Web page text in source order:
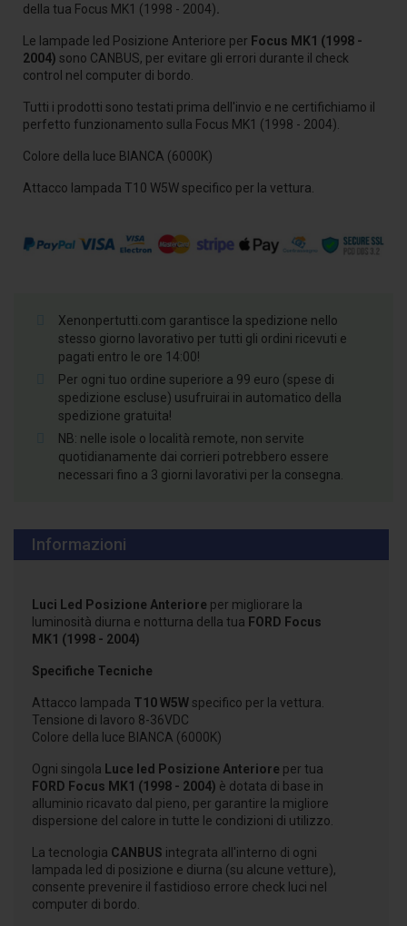
della tua Focus MK1 (1998 - 2004)
Le lampade led Posizione Anteriore per Focus MK1 (1998 -
2004) sono CANBUS, per evitare gli errori durante il check
control nel computer di bordo.
Tutti i prodotti sono testati prima dell'invio e ne certifichiamo il
perfetto funzionamento sulla Focus MK1 (1998 - 2004).
Colore della luce BIANCA (6000K)
Attacco lampada T10 W5W specifico per la vettura.
Xenonpertutti.com garantisce la spedizione nello
stesso giorno lavorativo per tutti gli ordini ricevuti e
pagati entro le ore 14:00!
Per ogni tuo ordine superiore a 99 euro (spese di
spedizione escluse) usufruirai in automatico della
spedizione gratuita!
NB: nelle isole o località remote, non servite
quotidianamente dai corrieri potrebbero essere
necessari fino a 3 giorni lavorativi per la consegna.
Informazioni
Luci Led Posizione Anteriore per migliorare la
luminosità diurna e notturna della tua FORD Focus
MK1 (1998 - 2004)
Specifiche Tecniche
Attacco lampada T10 W5W specifico per la vettura.
Tensione di lavoro 8-36VDC
Colore della luce BIANCA (6000K)
Ogni singola Luce led Posizione Anteriore per tua
FORD Focus MK1 (1998 - 2004) è dotata di base in
alluminio ricavato dal pieno, per garantire la migliore
dispersione del calore in tutte le condizioni di utilizzo.
La tecnologia CANBUS integrata all'interno di ogni
lampada led di posizione e diurna (su alcune vetture),
consente prevenire il fastidioso errore check luci nel
computer di bordo.